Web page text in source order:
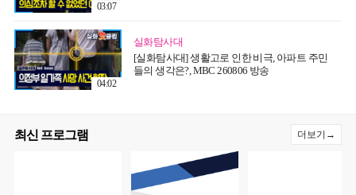
03:07
실화탐사대
[실화탐사대] 생활고로 인한 비극, 아파트 주민
들의 생각은?, MBC 260806 방송
04:02
최신 프로그램 더보기→